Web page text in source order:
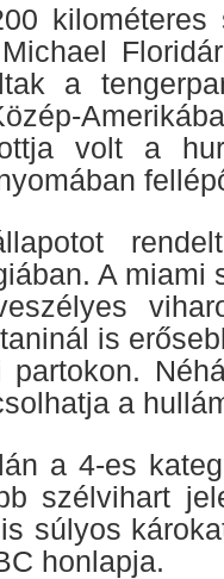
a
volt a
A miami
is
a
a 4-es
szélvihart
súlyos
honlapja.